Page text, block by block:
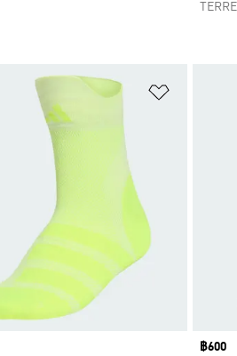
เพิ่มไปยัง
Price
฿600